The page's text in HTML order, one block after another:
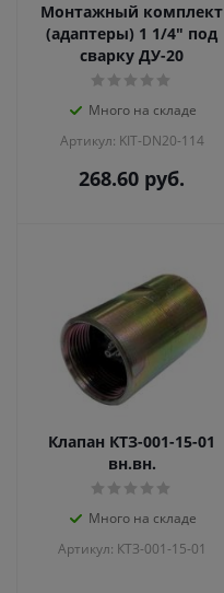
Монтажный комплект
(адаптеры) 1 1/4" под
сварку ДУ-20
Много на складе
Артикул: KIT-DN20-114
268.60 руб.
Клапан КТЗ-001-15-01
вн.вн.
Много на складе
Артикул: КТЗ-001-15-01